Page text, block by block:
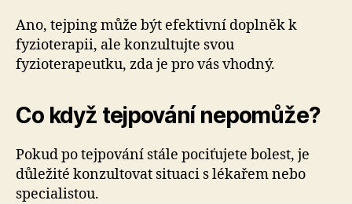
Ano, tejping může být efektivní doplněk k
fyzioterapii, ale konzultujte svou
fyzioterapeutku, zda je pro vás vhodný.
Co když tejpování nepomůže?
Pokud po tejpování stále pociťujete bolest, je
důležité konzultovat situaci s lékařem nebo
specialistou.